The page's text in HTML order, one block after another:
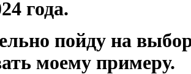
года.
пойду на
моему примеру.